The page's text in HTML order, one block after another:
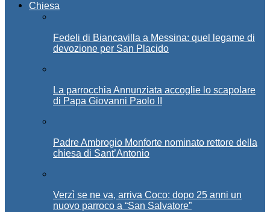
Chiesa
Fedeli di Biancavilla a Messina: quel legame di
devozione per San Placido
La parrocchia Annunziata accoglie lo scapolare
di Papa Giovanni Paolo II
Padre Ambrogio Monforte nominato rettore della
chiesa di Sant’Antonio
Verzì se ne va, arriva Coco: dopo 25 anni un
nuovo parroco a “San Salvatore”